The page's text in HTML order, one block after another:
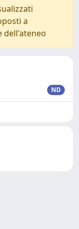
a
dell'ateneo
ND